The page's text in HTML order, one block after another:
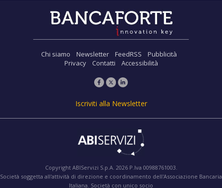
Chi siamo Newsletter FeedRSS
Pubblicità
Privacy
Contatti Accessibilità
Iscriviti alla Newsletter
Copyright ABIServizi S.p.A. 2026 P.Iva 00988761003.
Società soggetta all'attività di direzione e coordinamento dell'Associazione Bancaria
Italiana. Società con unico socio